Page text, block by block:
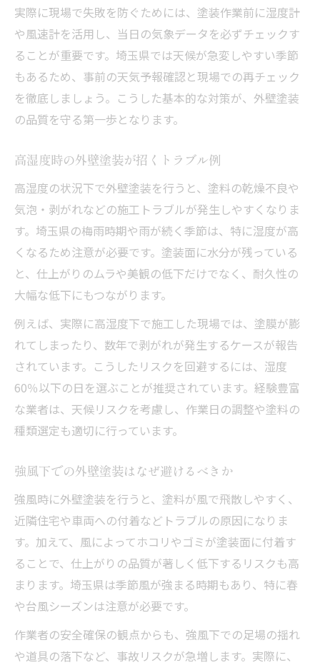
実際に現場で失敗を防ぐためには、塗装作業前に湿度計
や風速計を活用し、当日の気象データを必ずチェックす
ることが重要です。埼玉県では天候が急変しやすい季節
もあるため、事前の天気予報確認と現場での再チェック
を徹底しましょう。こうした基本的な対策が、外壁塗装
の品質を守る第一歩となります。
高湿度時の外壁塗装が招くトラブル例
高湿度の状況下で外壁塗装を行うと、塗料の乾燥不良や
気泡・剥がれなどの施工トラブルが発生しやすくなりま
す。埼玉県の梅雨時期や雨が続く季節は、特に湿度が高
くなるため注意が必要です。塗装面に水分が残っている
と、仕上がりのムラや美観の低下だけでなく、耐久性の
大幅な低下にもつながります。
例えば、実際に高湿度下で施工した現場では、塗膜が膨
れてしまったり、数年で剥がれが発生するケースが報告
されています。こうしたリスクを回避するには、湿度
60％以下の日を選ぶことが推奨されています。経験豊富
な業者は、天候リスクを考慮し、作業日の調整や塗料の
種類選定も適切に行っています。
強風下での外壁塗装はなぜ避けるべきか
強風時に外壁塗装を行うと、塗料が風で飛散しやすく、
近隣住宅や車両への付着などトラブルの原因になりま
す。加えて、風によってホコリやゴミが塗装面に付着す
ることで、仕上がりの品質が著しく低下するリスクも高
まります。埼玉県は季節風が強まる時期もあり、特に春
や台風シーズンは注意が必要です。
作業者の安全確保の観点からも、強風下での足場の揺れ
や道具の落下など、事故リスクが急増します。実際に、